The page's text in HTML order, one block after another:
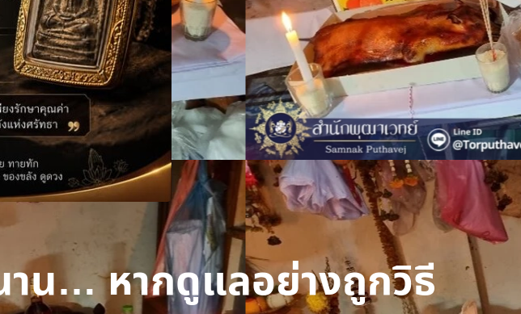
น… หากดูแลอย่างถูกวิธี